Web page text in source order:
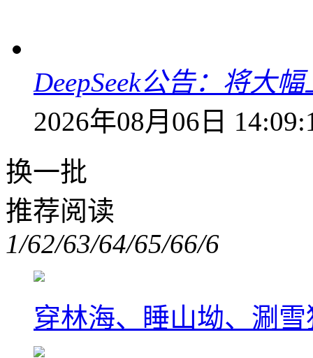
DeepSeek公告：将大
2026年08月06日
换一批
推荐阅读
1/62/63/64/65/66/6
穿林海、睡山坳、涮